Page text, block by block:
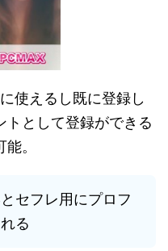
使えるし既に登録し
トとして登録ができる
。
セフレ用にプロフ
る